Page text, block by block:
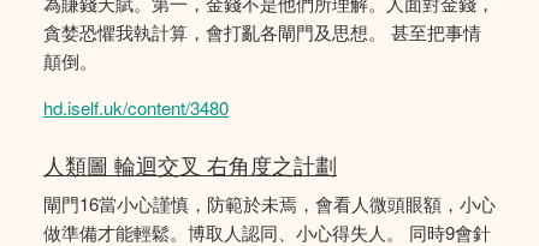
貪婪恐懼我執計算，會打亂各閘門及思想。 甚至把事情
顛倒。
hd.iself.uk/content/3480
人類圖 輪迴交叉 右角度之計劃
閘門16當小心謹慎，防範於未焉，會看人微頭眼額，小心
做準備才能輕鬆。博取人認同、小心得失人。 同時9會針